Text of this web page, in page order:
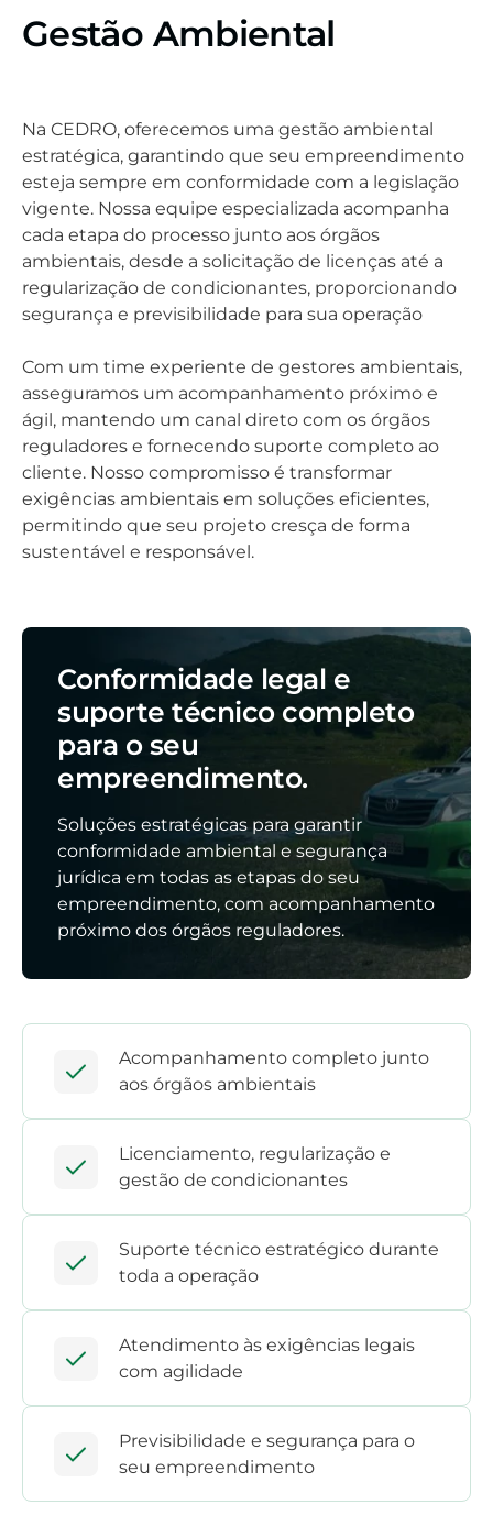
Gestão Ambiental
Na CEDRO, oferecemos uma gestão ambiental
estratégica, garantindo que seu empreendimento
esteja sempre em conformidade com a legislação
vigente. Nossa equipe especializada acompanha
cada etapa do processo junto aos órgãos
ambientais, desde a solicitação de licenças até a
regularização de condicionantes, proporcionando
segurança e previsibilidade para sua operação
Com um time experiente de gestores ambientais,
asseguramos um acompanhamento próximo e
ágil, mantendo um canal direto com os órgãos
reguladores e fornecendo suporte completo ao
cliente. Nosso compromisso é transformar
exigências ambientais em soluções eficientes,
permitindo que seu projeto cresça de forma
sustentável e responsável.
Conformidade legal e
suporte técnico completo
para o seu
empreendimento.
Soluções estratégicas para garantir
conformidade ambiental e segurança
jurídica em todas as etapas do seu
empreendimento, com acompanhamento
próximo dos órgãos reguladores.
Acompanhamento completo junto
aos órgãos ambientais
Licenciamento, regularização e
gestão de condicionantes
Suporte técnico estratégico durante
toda a operação
Atendimento às exigências legais
com agilidade
Previsibilidade e segurança para o
seu empreendimento